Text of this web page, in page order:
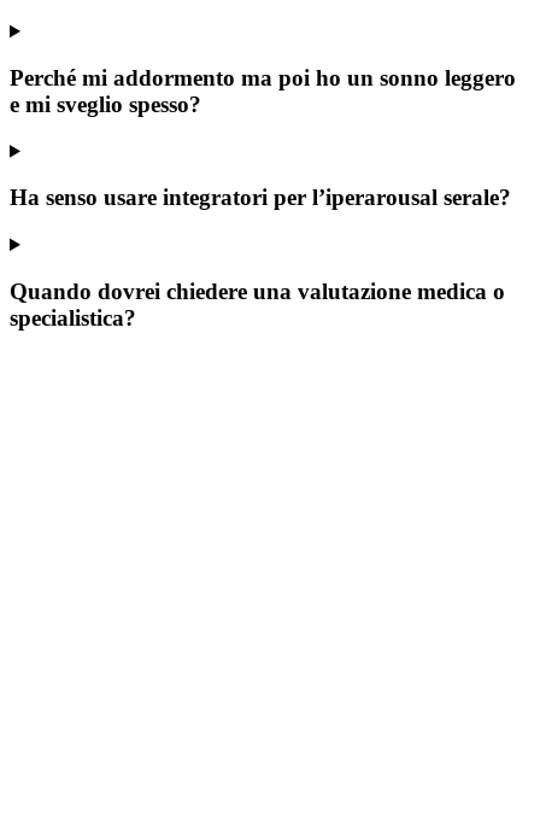
Perché mi addormento ma poi ho un sonno leggero
e mi sveglio spesso?
Ha senso usare integratori per l’iperarousal serale?
Quando dovrei chiedere una valutazione medica o
specialistica?